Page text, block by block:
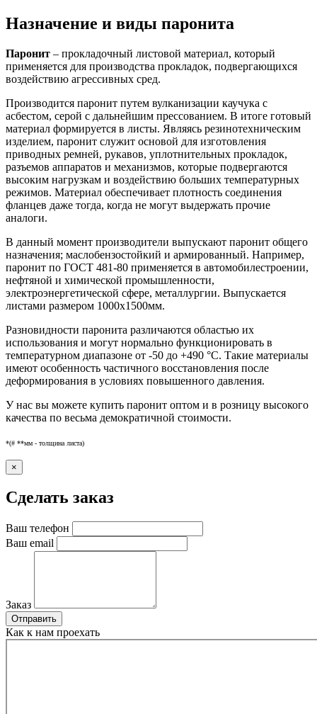
Назначение и виды паронита
Паронит – прокладочный листовой материал, который
применяется для производства прокладок, подвергающихся
воздействию агрессивных сред.
Производится паронит путем вулканизации каучука с
асбестом, серой с дальнейшим прессованием. В итоге готовый
материал формируется в листы. Являясь резинотехническим
изделием, паронит служит основой для изготовления
приводных ремней, рукавов, уплотнительных прокладок,
разъемов аппаратов и механизмов, которые подвергаются
высоким нагрузкам и воздействию больших температурных
режимов. Материал обеспечивает плотность соединения
фланцев даже тогда, когда не могут выдержать прочие
аналоги.
В данный момент производители выпускают паронит общего
назначения; маслобензостойкий и армированный. Например,
паронит по ГОСТ 481-80 применяется в автомобилестроении,
нефтяной и химической промышленности,
электроэнергетической сфере, металлургии. Выпускается
листами размером 1000x1500мм.
Разновидности паронита различаются областью их
использования и могут нормально функционировать в
температурном диапазоне от -50 до +490 °С. Такие материалы
имеют особенность частичного восстановления после
деформирования в условиях повышенного давления.
У нас вы можете купить паронит оптом и в розницу высокого
качества по весьма демократичной стоимости.
*(# **мм - толщина листа)
×
Сделать заказ
Ваш телефон
Ваш email
Заказ
Отправить
Как к нам проехать